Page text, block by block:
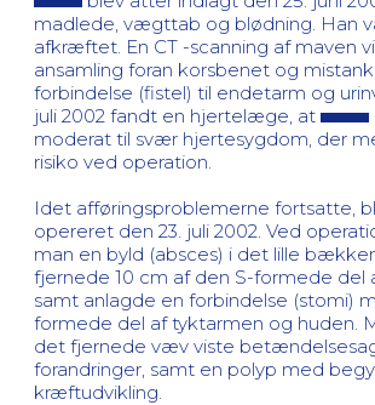
madlede, vægttab og blødning. Han
afkræftet. En CT -scanning af maven
ansamling foran korsbenet og
forbindelse (fistel) til endetarm og
juli 2002 fandt en hjertelæge, at
moderat til svær hjertesygdom, der
risiko ved operation.
Idet afføringsproblemerne fortsatte,
opereret den 23. juli 2002. Ved
man en byld (absces) i det lille
fjernede 10 cm af den S-formede del
samt anlagde en forbindelse (stomi)
formede del af tyktarmen og huden.
det fjernede væv viste
forandringer, samt en polyp med
kræftudvikling.